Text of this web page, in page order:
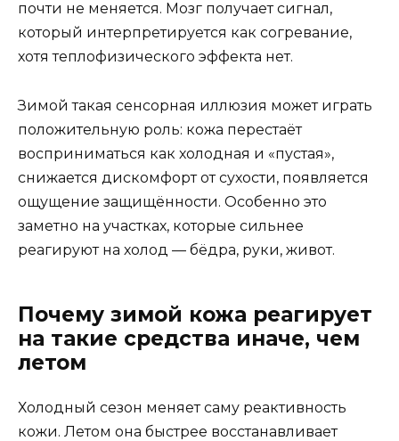
почти не меняется. Мозг получает сигнал,
который интерпретируется как согревание,
хотя теплофизического эффекта нет.
Зимой такая сенсорная иллюзия может играть
положительную роль: кожа перестаёт
восприниматься как холодная и «пустая»,
снижается дискомфорт от сухости, появляется
ощущение защищённости. Особенно это
заметно на участках, которые сильнее
реагируют на холод — бёдра, руки, живот.
Почему зимой кожа реагирует
на такие средства иначе, чем
летом
Холодный сезон меняет саму реактивность
кожи. Летом она быстрее восстанавливает